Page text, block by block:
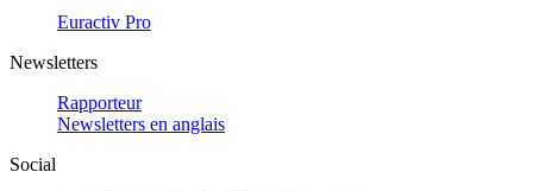
Euractiv Pro
Newsletters
Rapporteur
Newsletters en anglais
Social